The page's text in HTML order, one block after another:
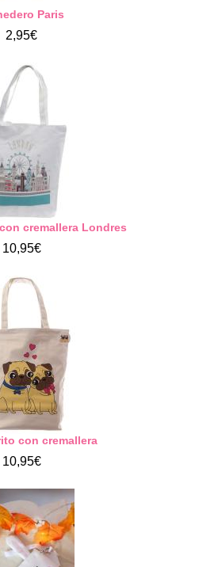
Paris
2,95€
cremallera Londres
10,95€
con cremallera
10,95€